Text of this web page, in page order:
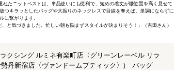
たニットベストは、単品使いにも便利で、短めの着丈が腰位置を高く見せて
キラッとしたバッグや大振りのネックレスで目線を奪えば、単調にならずに
に繋がります。
と気づきました。忙しい朝も悩まずスタイルが決まりそう！」（吉田さん）
クシング ルミネ有楽町店〈グリーンレーベル リラ
丹新宿店〈ヴァンドームブティック〉) バッグ